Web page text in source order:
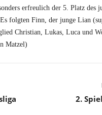
erfreulich der 5. Platz des
folgten Finn, der junge Lian
Christian, Lukas, Luca und
Matzel)
2.